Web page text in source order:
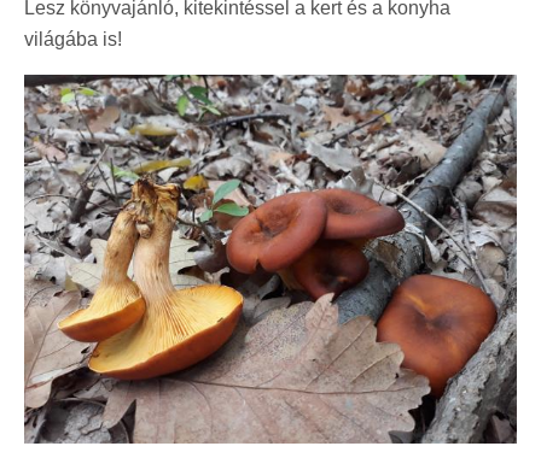
Lesz könyvajánló, kitekintéssel a kert és a konyha
világába is!